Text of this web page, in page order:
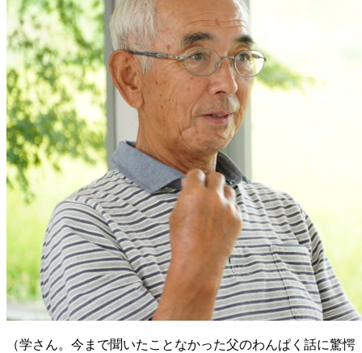
（学さん。今まで聞いたことなかった父のわんぱく話に驚愕